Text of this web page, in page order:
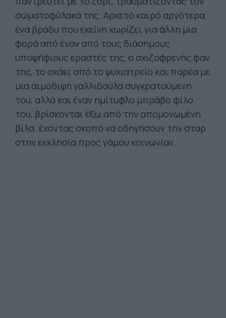
σωματοφύλακά της. Αρκετό καιρό αργότερα,
ένα βράδυ που εκείνη χωρίζει για άλλη μια
φορά από έναν από τους διάσημους
υποψήφιους εραστές της, ο σχιζοφρενής φαν
της, το σκάει από το ψυχιατρείο και παρέα με
μια αιμοδιψή γαλλιδούλα συγκρατούμενή
του, αλλά και έναν ημίτυφλο μπράβο φίλο
του, βρίσκονται έξω από την απομονωμένη
βίλα. έχοντας σκοπό να οδηγήσουν την σταρ
στην εκκλησία προς γάμου κοινωνίαν.